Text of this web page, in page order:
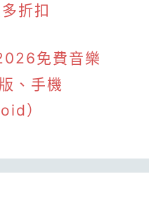
折扣
免費音樂
、手機
）